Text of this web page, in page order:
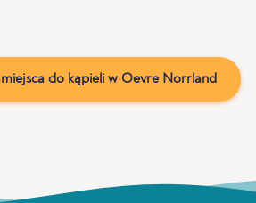
do kąpieli w Oevre Norrland